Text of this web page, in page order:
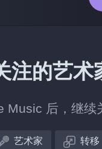
注的艺
Music 后，继续
艺术家 转移